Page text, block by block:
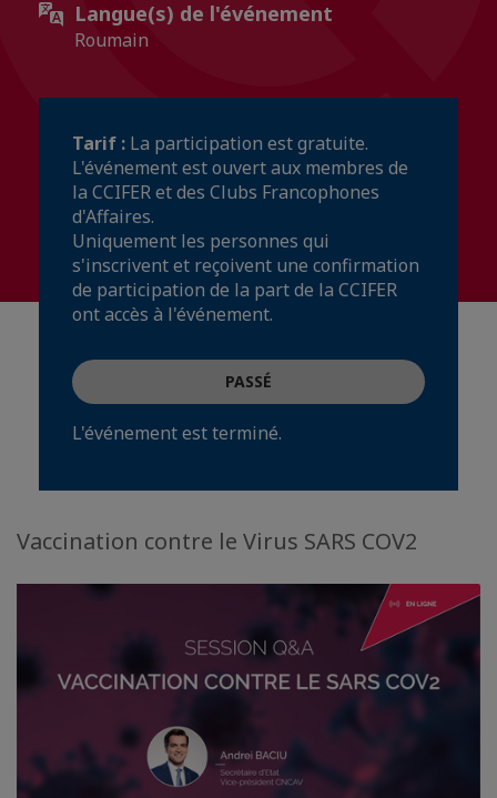
Langue(s) de l'événement
Roumain
Tarif : La participation est gratuite.
L'événement est ouvert aux membres de
la CCIFER et des Clubs Francophones
d'Affaires.
Uniquement les personnes qui
s'inscrivent et reçoivent une confirmation
de participation de la part de la CCIFER
ont accès à l'événement.
PASSÉ
L'événement est terminé.
Vaccination contre le Virus SARS COV2